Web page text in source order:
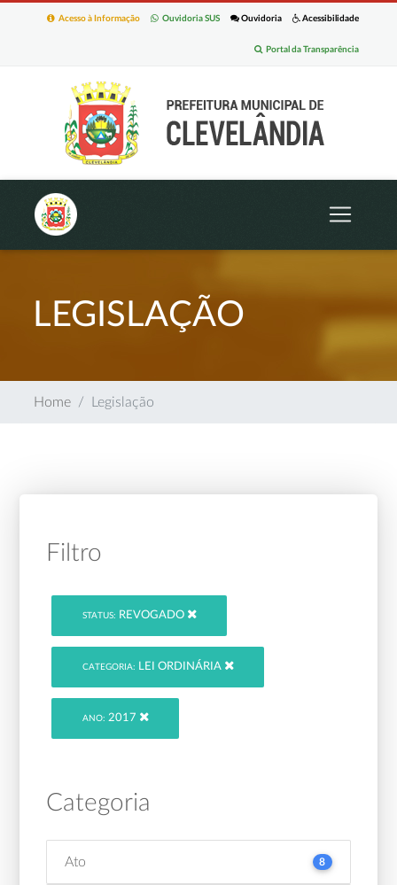
Acessibilidade
Ouvidoria
Ouvidoria SUS
Acesso à Informação
Portal da Transparência
LEGISLAÇÃO
Home Legislação
Filtro
STATUS: REVOGADO
CATEGORIA: LEI ORDINÁRIA
ANO: 2017
Categoria
Ato 8